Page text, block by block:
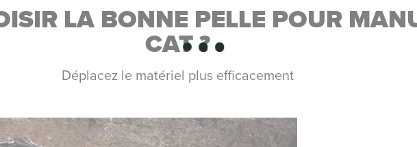
LA BONNE PELLE POUR
CAT ?
Déplacez le matériel plus efficacement